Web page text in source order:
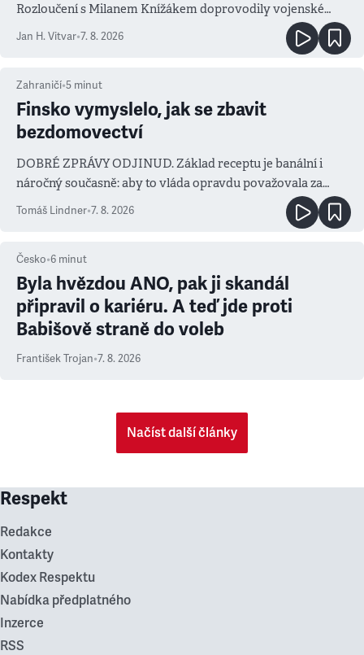
Rozloučení s Milanem Knížákem doprovodily vojenské
salvy i kritika pokrokářů
Jan H. Vitvar•7. 8. 2026
Zahraničí•5 minut
Finsko vymyslelo, jak se zbavit
bezdomovectví
DOBRÉ ZPRÁVY ODJINUD. Základ receptu je banální i
náročný současně: aby to vláda opravdu považovala za
prioritu
Tomáš Lindner•7. 8. 2026
Česko•6 minut
Byla hvězdou ANO, pak ji skandál
připravil o kariéru. A teď jde proti
Babišově straně do voleb
František Trojan•7. 8. 2026
Načíst další články
Respekt
Redakce
Kontakty
Kodex Respektu
Nabídka předplatného
Inzerce
RSS